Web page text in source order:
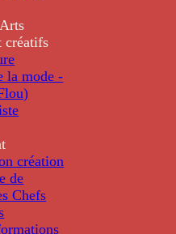
Arts
créatifs
la mode -
création
de
Chefs